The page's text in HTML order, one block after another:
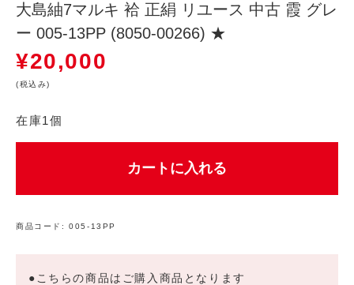
大島紬7マルキ 袷 正絹 リユース 中古 霞 グレ
ー 005-13PP (8050-00266) ★
¥20,000
(税込み)
在庫1個
カートに入れる
商品コード:005-13PP
●こちらの商品はご購入商品となります